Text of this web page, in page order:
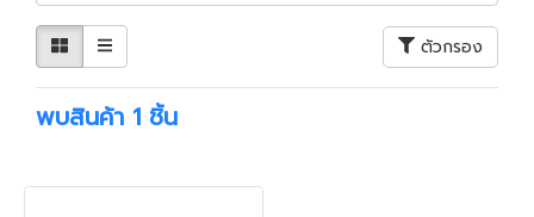
ตัวกรอง
พบสินค้า 1 ชิ้น